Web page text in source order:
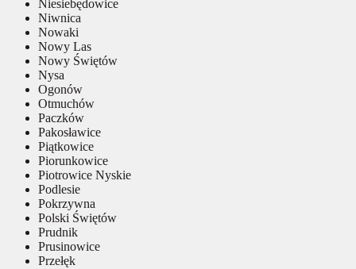
Niesiebędowice
Niwnica
Nowaki
Nowy Las
Nowy Świętów
Nysa
Ogonów
Otmuchów
Paczków
Pakosławice
Piątkowice
Piorunkowice
Piotrowice Nyskie
Podlesie
Pokrzywna
Polski Świętów
Prudnik
Prusinowice
Przełęk